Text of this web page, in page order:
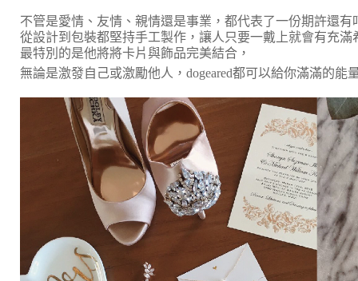
不管是愛情、友情、親情還是事業，都代表了一份期許還有
從設計到包裝都堅持手工製作，讓人只要一戴上就會有充滿
最特別的是他將將卡片與飾品完美結合，
無論是激發自己或激勵他人，dogeared都可以給你滿滿的能